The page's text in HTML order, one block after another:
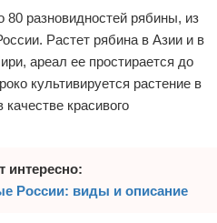
разновидностей рябины, из
Растет рябина в Азии и в
ареал ее простирается до
культивируется растение в
красивого
интересно:
России: виды и описание